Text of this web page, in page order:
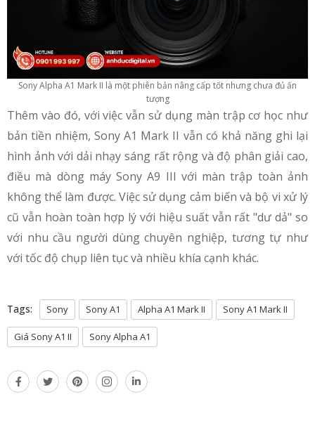
Sony Alpha A1 Mark II là một phiên bản nâng cấp tốt nhưng chưa đủ ấn
tượng
Thêm vào đó, với việc vẫn sử dụng màn trập cơ học như
bản tiền nhiệm, Sony A1 Mark II vẫn có khả năng ghi lại
hình ảnh với dải nhạy sáng rất rộng và độ phân giải cao,
điều mà dòng máy Sony A9 III với màn trập toàn ảnh
không thể làm được. Việc sử dụng cảm biến và bộ vi xử lý
cũ vẫn hoàn toàn hợp lý với hiệu suất vẫn rất "dư dả" so
với nhu cầu người dùng chuyên nghiệp, tương tự như
với tốc độ chụp liên tục và nhiều khía cạnh khác.
Tags: Sony Sony A1 Alpha A1 Mark II Sony A1 Mark II
Giá Sony A1 II Sony Alpha A1